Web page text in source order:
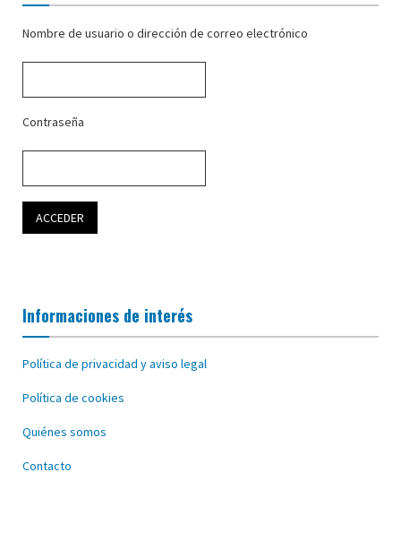
Nombre de usuario o dirección de correo electrónico
Contraseña
Informaciones de interés
Política de privacidad y aviso legal
Política de cookies
Quiénes somos
Contacto